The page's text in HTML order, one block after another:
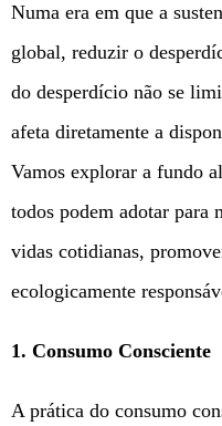
Numa era em que a
global, reduzir o
do desperdício não se
afeta diretamente a
Vamos explorar a fundo
todos podem adotar para
vidas cotidianas,
ecologicamente
1. Consumo Consciente
A prática do consumo